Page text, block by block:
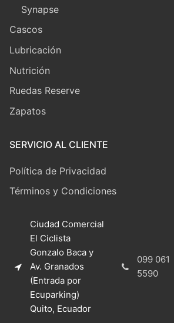
Synapse
Cascos
Lubricación
Nutrición
Ruedas Reserve
Zapatos
SERVICIO AL CLIENTE
Política de Privacidad
Términos y Condiciones
Ciudad Comercial
El Ciclista
Gonzalo Baca y
Av. Granados
(Entrada por
Ecuparking)
Quito, Ecuador
099 061
5590